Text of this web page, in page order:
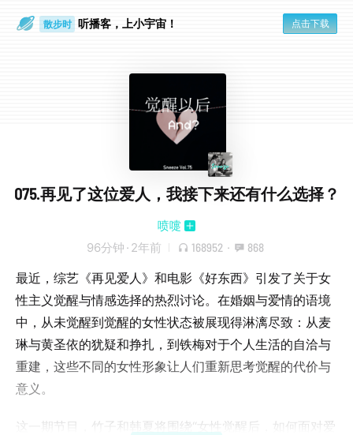
散步时 听播客，上小宇宙！ 点击下载
075.再见了这位爱人，我接下来还有什么选择？
喷嚏
96分钟 · 2年前 168952 · 868
最近，综艺《再见爱人》和电影《好东西》引发了关于女
性主义觉醒与情感选择的热烈讨论。在婚姻与爱情的语境
中，从未觉醒到觉醒的女性状态被展现得淋漓尽致：从麦
琳与黄圣依的犹疑和挣扎，到铁梅对于个人生活的自洽与
重建，这些不同的女性形象让人们重新思考觉醒的代价与
意义。
这一期节目，竹子和韩夏将围绕“女性觉醒后，如何面对爱